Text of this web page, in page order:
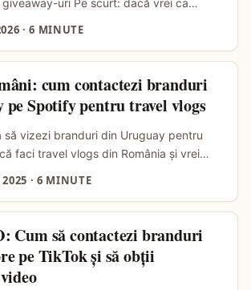
uri Pe scurt: dacă vrei ca
se discută, cumpără și viralizează
o aplicație de chat: e un ecosistem
Official Accounts, Payments) și multe
reacționează instant la oferte locale sau
plasate. Referințele recente (vezi
de Anul Nou Lunar) arată că audiența
of Mac, Techtimes). ...
·6 MINUTE
cum contactezi branduri
pe Spotify pentru travel vlogs
să vizezi branduri din Uruguay pentru
faci travel vlogs din România și vrei
bine cu formate Spotify (playlisturi,
și brandurile locale caută
de influencer marketing continuă să
potrivit Emprendedores, investițiile în
rămân în creștere în 2026 — iar asta
2025 ·6 MINUTE
Cum să contactezi branduri
pe TikTok și să obții